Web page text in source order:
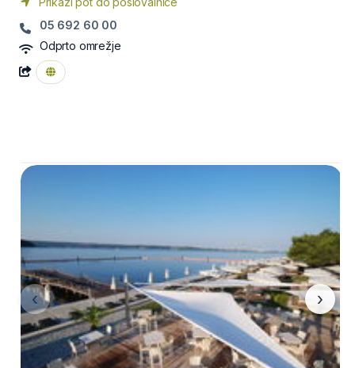
05 692 60 00
Odprto omrežje
‹ ›